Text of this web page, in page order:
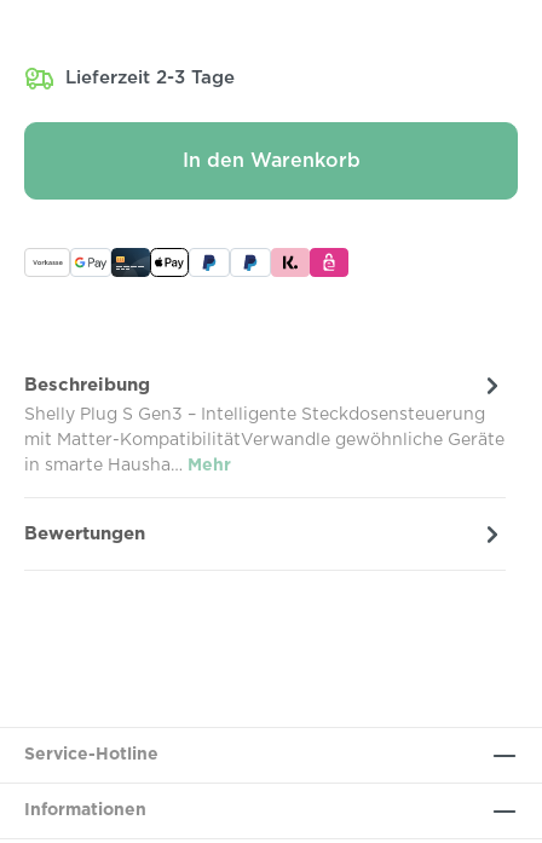
Lieferzeit 2-3 Tage
In den Warenkorb
Beschreibung
Shelly Plug S Gen3 – Intelligente Steckdosensteuerung
mit Matter-KompatibilitätVerwandle gewöhnliche Geräte
in smarte Hausha… Mehr
Bewertungen
Service-Hotline
Informationen